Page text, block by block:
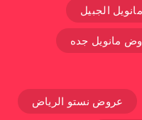
الجبيل
مانويل جده
عروض نستو الرياض